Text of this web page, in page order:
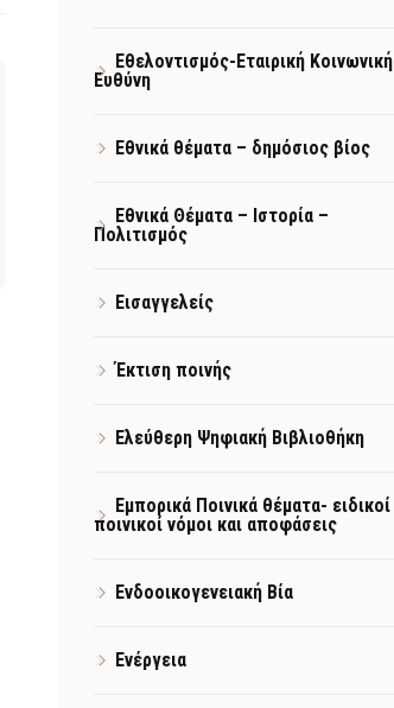
Εθελοντισμός-Εταιρική Κοινωνική
Ευθύνη
Εθνικά θέματα – δημόσιος βίος
Εθνικά Θέματα – Ιστορία –
Πολιτισμός
Εισαγγελείς
Έκτιση ποινής
Ελεύθερη Ψηφιακή Βιβλιοθήκη
Εμπορικά Ποινικά θέματα- ειδικοί
ποινικοί νόμοι και αποφάσεις
Ενδοοικογενειακή Βία
Ενέργεια